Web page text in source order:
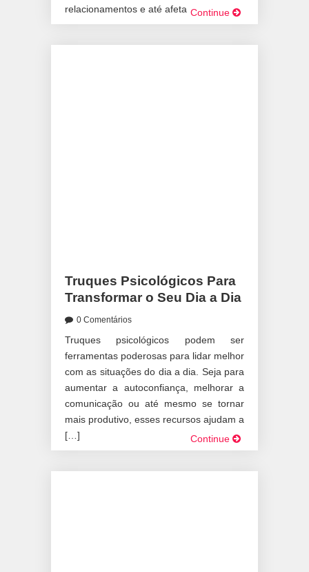
relacionamentos e até afetar […]Continue
Truques Psicológicos Para
Transformar o Seu Dia a Dia
0 Comentários
Truques psicológicos podem ser
ferramentas poderosas para lidar melhor
com as situações do dia a dia. Seja para
aumentar a autoconfiança, melhorar a
comunicação ou até mesmo se tornar
mais produtivo, esses recursos ajudam a
[…]
Continue